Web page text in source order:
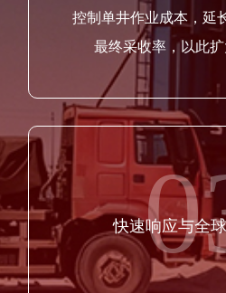
控制单井作业成本，延
最终采收率，以此
快速响应与全